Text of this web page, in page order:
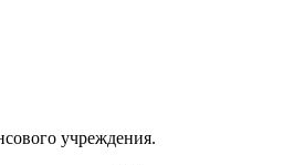
учреждения.